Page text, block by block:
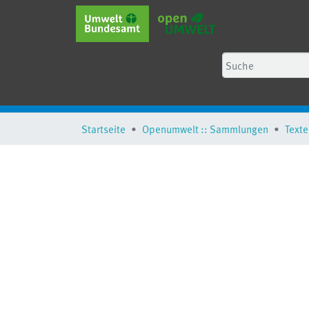
Startseite Openumwelt :: Sammlungen Texte